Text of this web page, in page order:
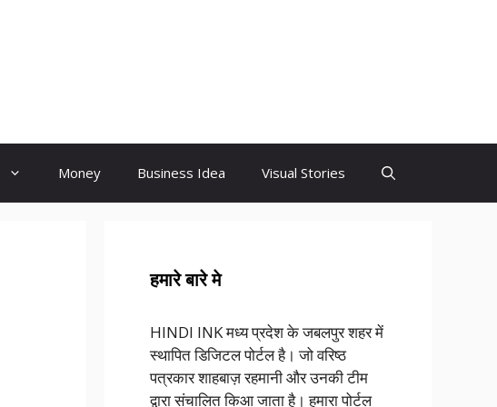
Money Business Idea Visual Stories
हमारे बारे मे
HINDI INK मध्य प्रदेश के जबलपुर शहर में
स्थापित डिजिटल पोर्टल है। जो वरिष्ठ
पत्रकार शाहबाज़ रहमानी और उनकी टीम
द्वारा संचालित किआ जाता है। हमारा पोर्टल